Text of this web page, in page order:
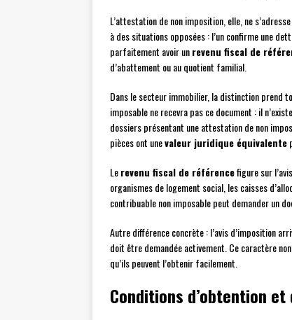
L’attestation de non imposition, elle, ne
à des situations opposées : l’un confirme une
parfaitement avoir unrevenu fiscal de
d’abattement ou au quotient familial.
Dans le secteur immobilier, la distinction prend
imposable ne recevra pas ce document : il
dossiers présentant une attestation de non
pièces ont unevaleur juridique équivalente
Lerevenu fiscal de référencefigure sur
organismes de logement social, les caisses
contribuable non imposable peut demander un
Autre différence concrète : l’avis d’imposition
doit être demandée activement. Ce caractère
qu’ils peuvent l’obtenir facilement.
Conditions d’obtention